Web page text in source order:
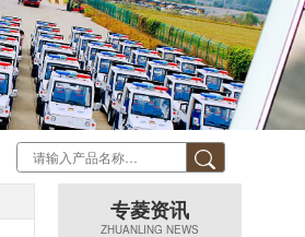
专菱资讯
ZHUANLING NEWS